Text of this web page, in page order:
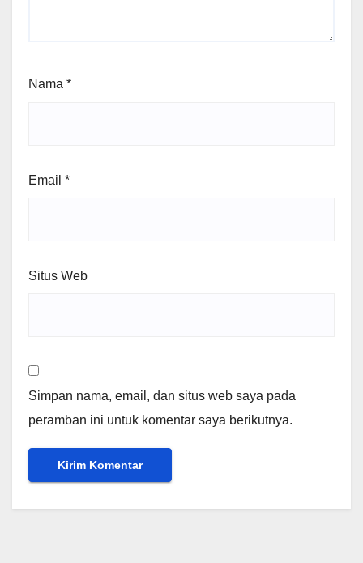
Nama *
Email *
Situs Web
Simpan nama, email, dan situs web saya pada
peramban ini untuk komentar saya berikutnya.